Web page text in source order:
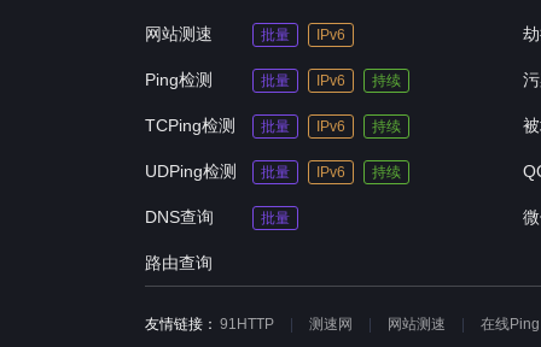
网站测速 批量 IPv6
Ping检测 批量 IPv6 持续
TCPing检测 批量 IPv6 持续
UDPing检测 批量 IPv6 持续
DNS查询 批量
路由查询
友情链接： 91HTTP 测速网 网站测速 在线Ping